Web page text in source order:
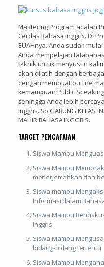
Mastering Program adalah
Cerdas Bahasa Inggris. Di
BUAHnya. Anda sudah
Anda mempelajari
teknik untuk menyusun
akan dilatih dengan
dengan membuat outline
kemampuan Public
sehingga Anda lebih
Inggris. So GABUNG KELAS
MAHIR BAHASA INGGRIS.
TARGET PENCAPAIAN
Siswa Mampu
Siswa Mampu
menerjemahkan dan
Siswa mampu
Informasi dalam
Siswa Mampu
Inggris
Siswa Mampu
bidang-bidang tertentu
Siswa Mampu